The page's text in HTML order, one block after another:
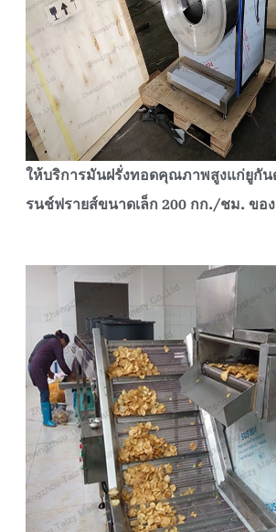
ให้บริการมันฝรั่งทอดคุณภาพสูงแก่ยูกัน
รนช์ฟรายส์ขนาดเล็ก 200 กก./ชม. ขอ